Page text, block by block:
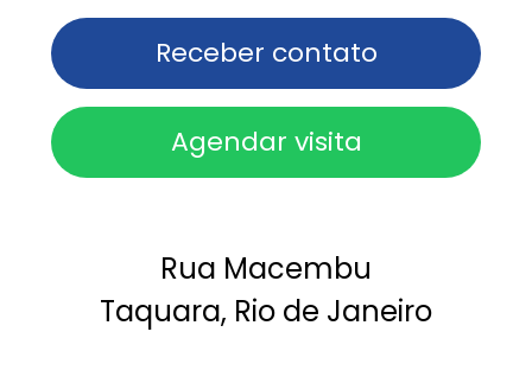
Receber contato
Agendar visita
Rua Macembu
Taquara, Rio de Janeiro